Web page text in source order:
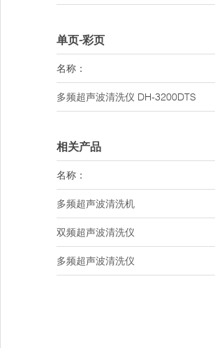
单页-彩页
名称：
多频超声波清洗仪 DH-3200DTS
相关产品
名称：
多频超声波清洗机
双频超声波清洗仪
多频超声波清洗仪